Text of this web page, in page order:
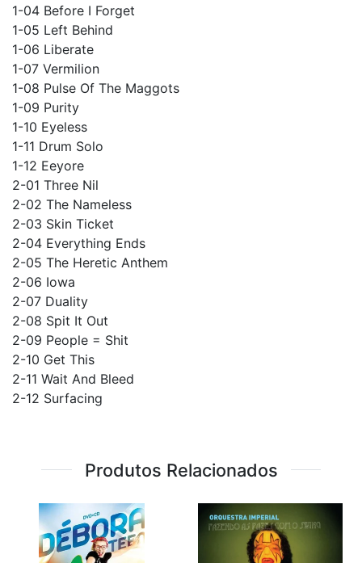
1-04 Before I Forget
1-05 Left Behind
1-06 Liberate
1-07 Vermilion
1-08 Pulse Of The Maggots
1-09 Purity
1-10 Eyeless
1-11 Drum Solo
1-12 Eeyore
2-01 Three Nil
2-02 The Nameless
2-03 Skin Ticket
2-04 Everything Ends
2-05 The Heretic Anthem
2-06 Iowa
2-07 Duality
2-08 Spit It Out
2-09 People = Shit
2-10 Get This
2-11 Wait And Bleed
2-12 Surfacing
Produtos Relacionados